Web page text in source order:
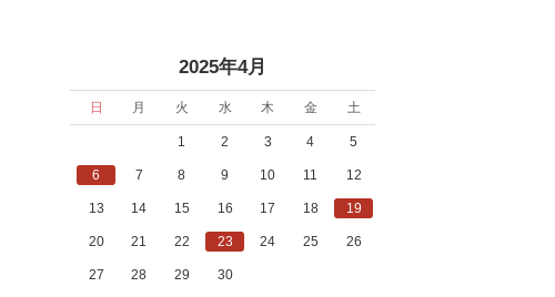
2025年4月
日 月 火 水 木 金 土
1 2 3 4 5
6 7 8 9 10 11 12
13 14 15 16 17 18 19
20 21 22 23 24 25 26
27 28 29 30